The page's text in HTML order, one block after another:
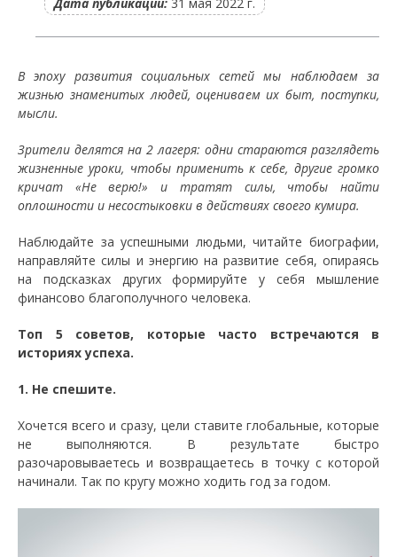
В эпоху развития социальных сетей мы наблюдаем за
жизнью знаменитых людей, оцениваем их быт, поступки,
мысли.
Зрители делятся на 2 лагеря: одни стараются разглядеть
жизненные уроки, чтобы применить к себе, другие громко
кричат «Не верю!» и тратят силы, чтобы найти
оплошности и несостыковки в действиях своего кумира.
Наблюдайте за успешными людьми, читайте биографии,
направляйте силы и энергию на развитие себя, опираясь
на подсказках других формируйте у себя мышление
финансово благополучного человека.
Топ 5 советов, которые часто встречаются в
историях успеха.
1. Не спешите.
Хочется всего и сразу, цели ставите глобальные, которые
не выполняются. В результате быстро
разочаровываетесь и возвращаетесь в точку с которой
начинали. Так по кругу можно ходить год за годом.